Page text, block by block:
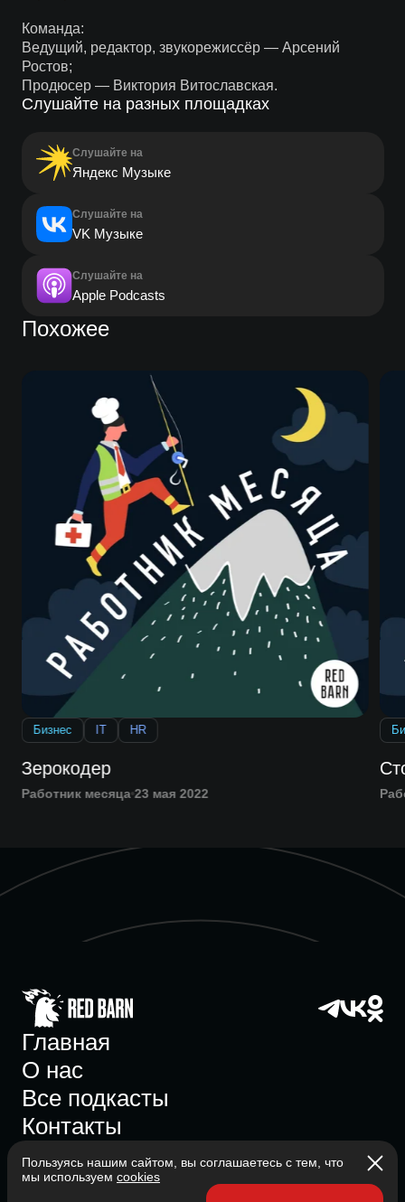
Команда:
Ведущий, редактор, звукорежиссёр — Арсений
Ростов;
Продюсер — Виктория Витославская.
Слушайте на разных площадках
Слушайте на
Яндекс Музыке
Слушайте на
VK Музыке
Слушайте на
Apple Podcasts
Похожее
Бизнес IT HR
Зерокодер
Работник месяца 23 мая 2022
Главная
О нас
Все подкасты
Контакты
Пользуясь нашим сайтом, вы соглашаетесь с тем, что
мы используем cookies